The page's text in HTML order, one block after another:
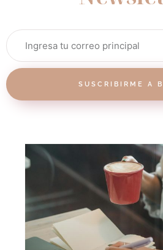
SUSCRIBIRME A